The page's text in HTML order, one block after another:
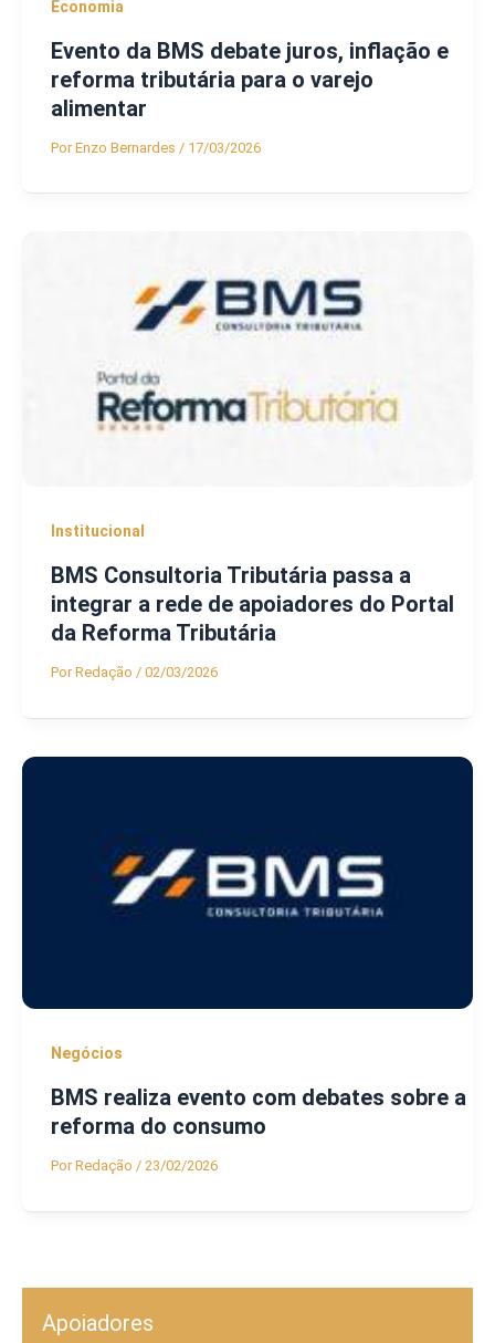
Economia
Evento da BMS debate juros, inflação e
reforma tributária para o varejo
alimentar
PorEnzo Bernardes / 17/03/2026
Institucional
BMS Consultoria Tributária passa a
integrar a rede de apoiadores do Portal
da Reforma Tributária
PorRedação / 02/03/2026
Negócios
BMS realiza evento com debates sobre a
reforma do consumo
PorRedação / 23/02/2026
Apoiadores